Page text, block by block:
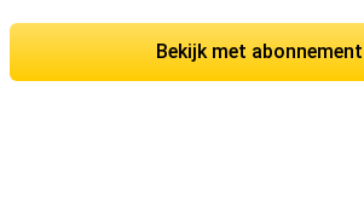
Bekijk met abonnement